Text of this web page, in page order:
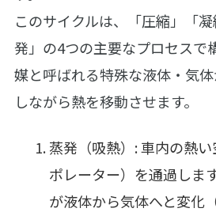
このサイクルは、「圧縮」「
発」の4つの主要なプロセスで
媒と呼ばれる特殊な液体・気
しながら熱を移動させます。
蒸発（吸熱）: 車内の熱
ポレーター）を通過しま
が液体から気体へと変化